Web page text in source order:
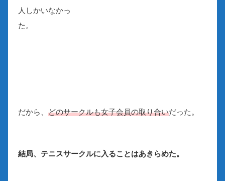
人しかいなかっ
た。
だから、 どのサークルも女子会員の取り合いだった。
結局、テニスサークルに入ることはあきらめた。